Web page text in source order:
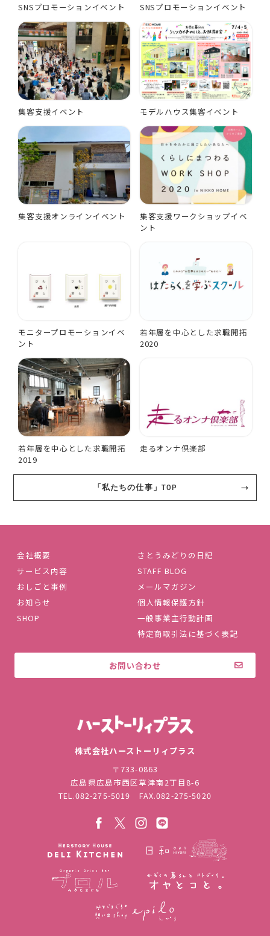
SNSプロモーションイベント SNSプロモーションイベント
集客支援イベント モデルハウス集客イベント
集客支援オンラインイベント
集客支援ワークショップイベ
ント
モニタープロモーションイベ
ント
若年層を中心とした求職開拓
2020
若年層を中心とした求職開拓
2019
走るオンナ倶楽部
「私たちの仕事」TOP
会社概要
サービス内容
おしごと事例
お知らせ
SHOP
さとうみどりの日記
STAFF BLOG
メールマガジン
個人情報保護方針
一般事業主行動計画
特定商取引法に基づく表記
お問い合わせ
株式会社ハーストーリィプラス
〒733-0863
広島県広島市西区草津南2丁目8-6
TEL.082-275-5019 FAX.082-275-5020